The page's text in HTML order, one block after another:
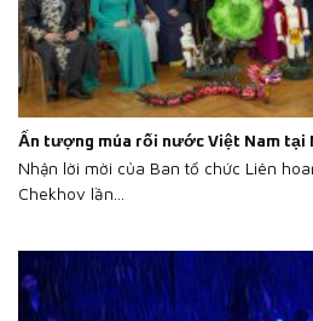
Ấn tượng múa rối nước Việt Nam tại
Nhận lời mời của Ban tổ chức Liên
Chekhov lần...